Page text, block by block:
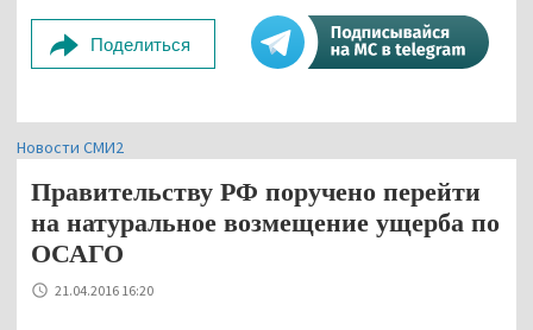
Поделиться
Новости СМИ2
Правительству РФ поручено перейти
на натуральное возмещение ущерба по
ОСАГО
21.04.2016 16:20